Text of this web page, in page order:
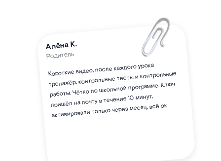
Алёна К.
Родитель
Короткие видео, после каждого урока
тренажёр, контрольные тесты и контрольные
работы. Чётко по школьной программе. Ключ
пришёл на почту в течение 10 минут,
активировали только через месяц, всё ок